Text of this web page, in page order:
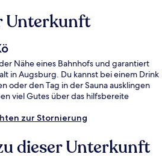
Unterkunft
Nähe eines Bahnhofs und garantiert
in Augsburg. Du kannst bei einem Drink
oder den Tag in der Sauna ausklingen
viel Gutes über das hilfsbereite
zur Stornierung
dieser Unterkunft